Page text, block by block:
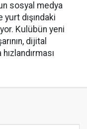
sosyal medya
yurt dışındaki
Kulübün yeni
dijital